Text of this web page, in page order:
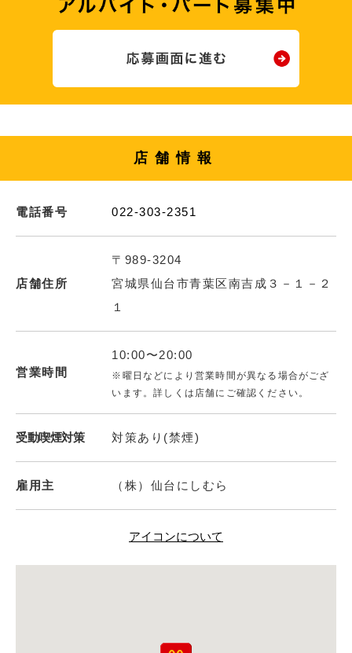
店舗情報
電話番号 022-303-2351
店舗住所
〒989-3204
宮城県仙台市青葉区南吉成３－１－２
１
営業時間
10:00〜20:00
※曜日などにより営業時間が異なる場合がござ
います。詳しくは店舗にご確認ください。
受動喫煙対策 対策あり(禁煙)
雇用主 （株）仙台にしむら
アイコンについて